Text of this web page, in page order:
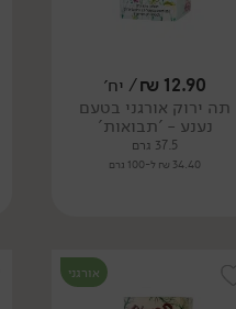
12.90
₪/ יח׳
תה ירוק אורגני בטעם
נענע - 'תבואות'
37.5 גרם
34.40 ₪ ל-100 גרם
אורגני